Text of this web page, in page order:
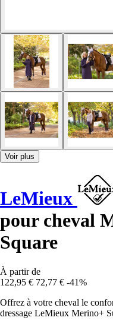
Voir plus
LeMieux
pour cheval
Square
À partir de
122,95 € 72,77 € -41%
Offrez à votre cheval le
dressage LeMieux Merino+